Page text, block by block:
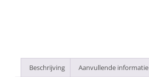
Beschrijving Aanvullende informatie